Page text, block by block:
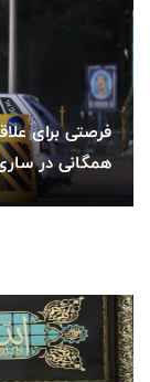
فرصتی برای
همگانی در